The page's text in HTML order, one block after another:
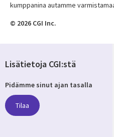
kumppanina autamme
© 2026 CGI Inc.
Lisätietoja CGI:stä
Pidämme sinut ajan tasalla
Tilaa